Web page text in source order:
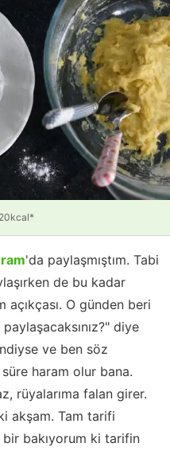
'da paylaşmıştım. Tabi
de bu kadar
O günden beri
diye
ve ben söz
haram olur bana.
rüyalarıma falan girer.
akşam. Tam tarifi
bakıyorum ki tarifin